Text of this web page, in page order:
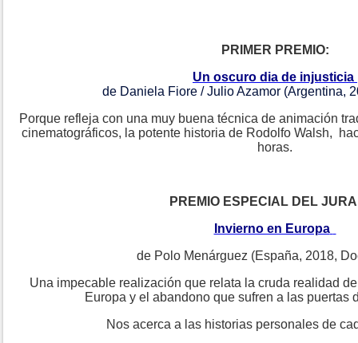
PRIMER PREMIO:
Un oscuro dia de injusticia
de Daniela Fiore / Julio Azamor (Argentina,
Porque refleja con una muy buena técnica de animación
cinematográficos, la potente historia de Rodolfo Walsh,
horas.
PREMIO ESPECIAL DEL
Invierno en Europa
de Polo Menárguez (España, 2018,
Una impecable realización que relata la cruda realidad
Europa y el abandono que sufren a las puertas
Nos acerca a las historias personales de